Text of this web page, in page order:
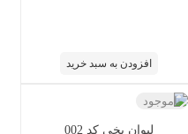
افزودن به سبد خرید
لیوان یخی کد 002
ناموجود